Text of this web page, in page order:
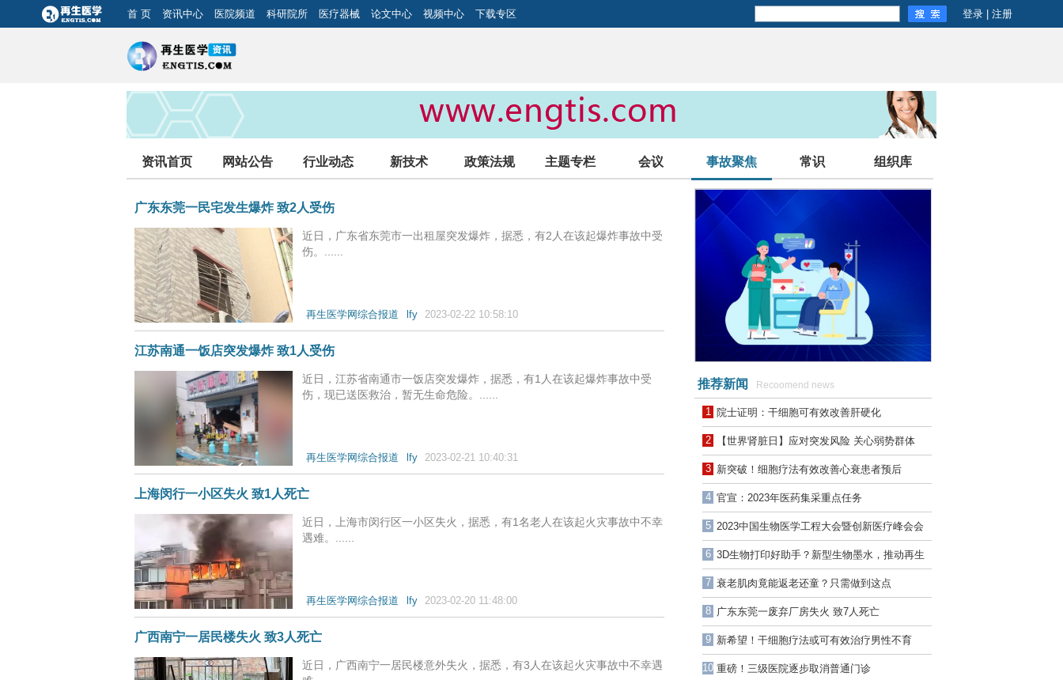
首 页 资讯中心 医院频道 科研院所 医疗器械 论文中心 视频中心 下载专区 登录| 注册
资讯首页 网站公告 行业动态 新技术 政策法规 主题专栏 会议 事故聚焦 常识 组织库
广东东莞一民宅发生爆炸 致2人受伤
近日，广东省东莞市一出租屋突发爆炸，据悉，有2人在该起爆炸事故中受
伤。......
再生医学网综合报道 lfy 2023-02-22 10:58:10
江苏南通一饭店突发爆炸 致1人受伤
近日，江苏省南通市一饭店突发爆炸，据悉，有1人在该起爆炸事故中受
伤，现已送医救治，暂无生命危险。......
再生医学网综合报道 lfy 2023-02-21 10:40:31
上海闵行一小区失火 致1人死亡
近日，上海市闵行区一小区失火，据悉，有1名老人在该起火灾事故中不幸
遇难。......
再生医学网综合报道 lfy 2023-02-20 11:48:00
广西南宁一居民楼失火 致3人死亡
近日，广西南宁一居民楼意外失火，据悉，有3人在该起火灾事故中不幸遇
推荐新闻 Recoomend news
1 院士证明：干细胞可有效改善肝硬化
2 【世界肾脏日】应对突发风险 关心弱势群体
3 新突破！细胞疗法有效改善心衰患者预后
4 官宣：2023年医药集采重点任务
5 2023中国生物医学工程大会暨创新医疗峰会会
议通知
6 3D生物打印好助手？新型生物墨水，推动再生
医学发展
7 衰老肌肉竟能返老还童？只需做到这点
8 广东东莞一废弃厂房失火 致7人死亡
9 新希望！干细胞疗法或可有效治疗男性不育
10 重磅！三级医院逐步取消普通门诊